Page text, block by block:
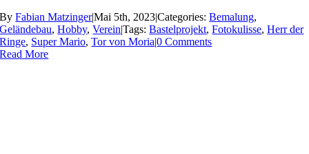
ByFabian Matzinger|Mai 5th, 2023|Categories:Bemalung,
Geländebau,Hobby,Verein|Tags:Bastelprojekt,Fotokulisse,Herr der
Ringe, Super Mario,Tor von Moria|0 Comments
Read More